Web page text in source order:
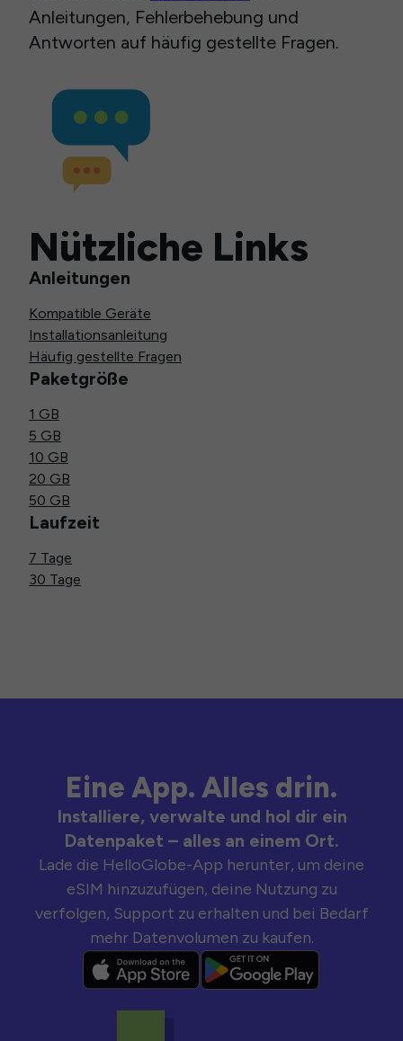
Anleitungen, Fehlerbehebung und
Antworten auf häufig gestellte Fragen.
Nützliche Links
Anleitungen
Kompatible Geräte
Installationsanleitung
Häufig gestellte Fragen
Paketgröße
1 GB
5 GB
10 GB
20 GB
50 GB
Laufzeit
7 Tage
30 Tage
Eine App. Alles drin.
Installiere, verwalte und hol dir ein
Datenpaket – alles an einem Ort.
Lade die HelloGlobe-App herunter, um deine
eSIM hinzuzufügen, deine Nutzung zu
verfolgen, Support zu erhalten und bei Bedarf
mehr Datenvolumen zu kaufen.